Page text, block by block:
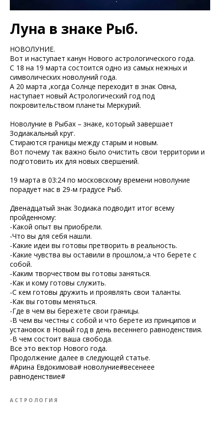
Луна в знаке Рыб.
НОВОЛУНИЕ.
Вот и наступает канун Нового астрологического года.
С 18 на 19 марта состоится одно из самых нежных и
символических новолуний года.
А 20 марта ,когда Солнце переходит в знак Овна,
наступает новый Астрологический год под
покровительством планеты Меркурий.
Новолуние в Рыбах – знаке, который завершает
Зодиакальный круг.
Стираются границы между старым и новым.
Вот почему так важно было очистить свои территории и
подготовить их для новых свершений.
19 марта в 03:24 по московскому времени новолуние
порадует нас в 29-м градусе Рыб.
Двенадцатый знак Зодиака подводит итог всему
пройденному:
-Какой опыт вы приобрели.
-Что вы для себя нашли.
-Какие идеи вы готовы претворить в реальность.
-Какие чувства вы оставили в прошлом,:а что берете с
собой.
-Каким творчеством вы готовы заняться.
-Как и кому готовы служить.
-С кем готовы дружить и проявлять свои таланты.
-Как вы готовы меняться.
-Где в чем вы бережете свои границы.
-В чем вы честны с собой и что берете из принципов и
установок в Новый год в день весеннего равноденствия.
-В чем состоит ваша свобода.
Все это вектор Нового года.
Продолжение далее в следующей статье.
#Арина Евдокимова# новолуние#весенеее
равноденствие#
АСТРОЛОГИЯ